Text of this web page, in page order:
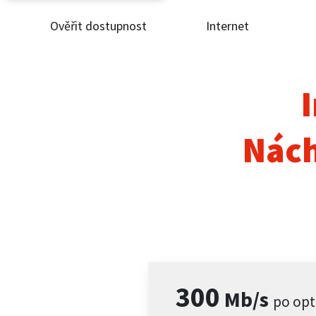
Ověřit dostupnost Internet
300 Mb/s po